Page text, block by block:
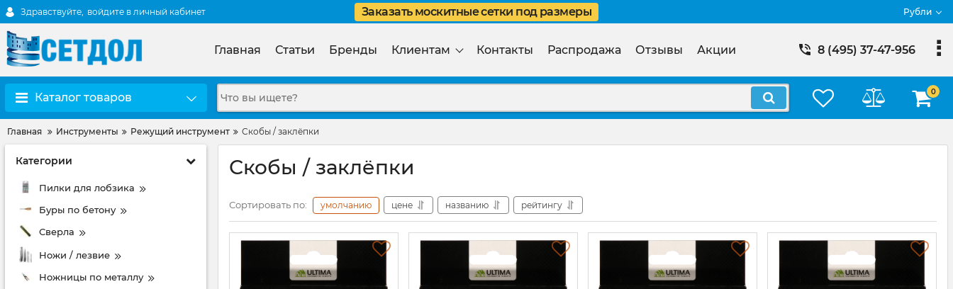
Здравствуйте, войдите в личный кабинет Заказать москитные сетки под размеры Рубли
Главная Статьи Бренды Клиентам Контакты Распродажа Отзывы Акции 8 (495) 37-47-956
Каталог товаров 0
Главная Инструменты Режущий инструмент Скобы / заклёпки
Категории
Пилки для лобзика
Буры пo бетону
Сверла
Ножи / лезвие
Ножницы по металлу
Скобы / заклёпки
Сортировать по: умолчанию цене названию рейтингу